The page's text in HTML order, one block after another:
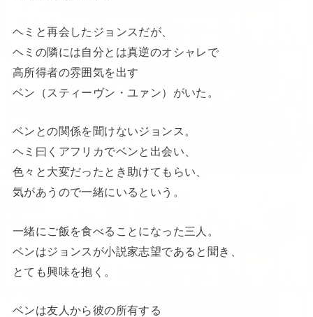
ヘミと再会したジョンスだが、
ヘミの隣には自分とは真逆のオシャレで
高所得者の雰囲気を出す
ベン（スティーヴン・ユァン）がいた。
ベンとの関係を聞けないジョンス。
ヘミ曰くアフリカでベンと出会い、
色々と大変だったとき助けてもらい、
気があうので一緒にいるという。
一緒にご飯を食べることになった三人。
ベンはジョンスが小説家志望であると聞き、
とても興味を抱く。
ベンは友人から彼の所有する